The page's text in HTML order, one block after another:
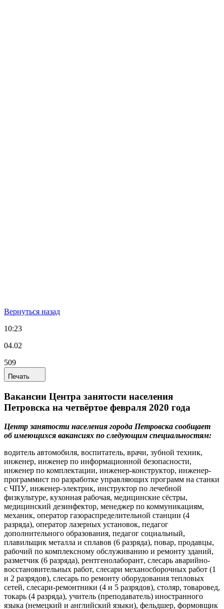
Вернуться назад
10:23
04.02
509
Печать
Вакансии Центра занятости населения
Петровска на четвёртое февраля 2020 года
Центр занятости населения города Петровска сообщает
об имеющихся вакансиях по следующим специальностям:
водитель автомобиля, воспитатель, врачи, зубной техник,
инженер, инженер по информационной безопасности,
инженер по комплектации, инженер-конструктор, инженер-
программист по разработке управляющих программ на станки
с ЧПУ, инженер-электрик, инструктор по лечебной
физкультуре, кухонная рабочая, медицинские сёстры,
медицинский дезинфектор, менеджер по коммуникациям,
механик, оператор газораспределительной станции (4
разряда), оператор лазерных установок, педагог
дополнительного образования, педагог социальный,
плавильщик металла и сплавов (6 разряда), повар, продавцы,
рабочий по комплексному обслуживанию и ремонту зданий,
разметчик (6 разряда), рентгенолаборант, слесарь аварийно-
восстановительных работ, слесари механосборочных работ (1
и 2 разрядов), слесарь по ремонту оборудования тепловых
сетей, слесари-ремонтники (4 и 5 разрядов), столяр, товаровед,
токарь (4 разряда), учитель (преподаватель) иностранного
языка (немецкий и английский языки), фельдшер, формовщик